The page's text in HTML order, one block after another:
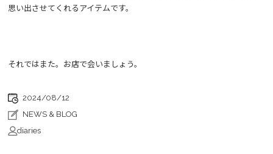
思い出させてくれるアイテムです。
それではまた。お店で会いましょう。
2024/08/12
NEWS & BLOG
diaries